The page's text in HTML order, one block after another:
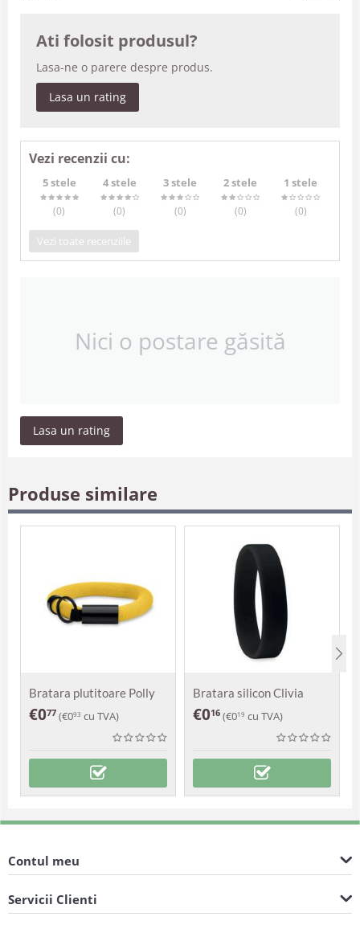
Ati folosit produsul?
Lasa-ne o parere despre produs.
Lasa un rating
Vezi recenzii cu:
5 stele
(0)
4 stele
(0)
3 stele
(0)
2 stele
(0)
1 stele
(0)
Vezi toate recenziile
Nici o postare găsită
Lasa un rating
Produse similare
Bratara plutitoare Polly
€077 (€093 cu TVA)
Bratara silicon Clivia
€016 (€019 cu TVA)
Contul meu
Servicii Clienti